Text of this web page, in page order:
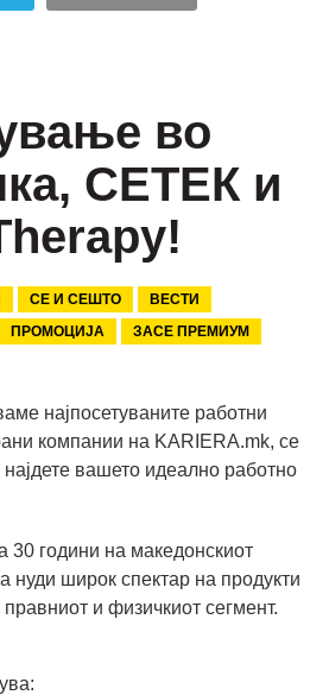
во
СЕТЕК и
СЕ И СЕШТО
ВЕСТИ
ПРОМОЦИЈА ЗАСЕ ПРЕМИУМ
најпосетуваните работни
компании на KARIERA.mk, се
вашето идеално работно
30 години на македонскиот
нуди широк спектар на продукти
и физичкиот сегмент.